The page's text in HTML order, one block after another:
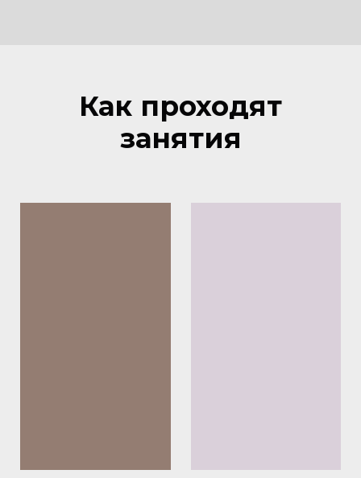
Как проходят
занятия